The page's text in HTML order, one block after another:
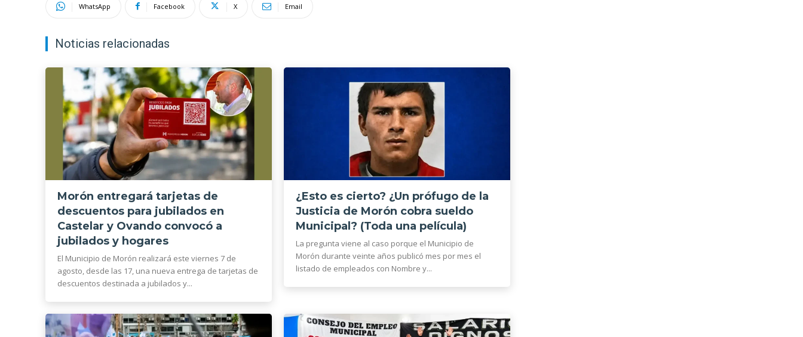
WhatsApp Facebook X Email
Noticias relacionadas
Morón entregará tarjetas de
descuentos para jubilados en
Castelar y Ovando convocó a
jubilados y hogares
El Municipio de Morón realizará este viernes 7 de
agosto, desde las 17, una nueva entrega de tarjetas de
descuentos destinada a jubilados y...
¿Esto es cierto? ¿Un prófugo de la
Justicia de Morón cobra sueldo
Municipal? (Toda una película)
La pregunta viene al caso porque el Municipio de
Morón durante veinte años publicó mes por mes el
listado de empleados con Nombre y...